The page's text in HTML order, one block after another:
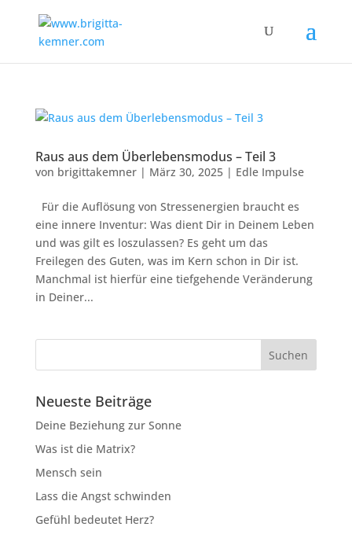
Raus aus dem Überlebensmodus – Teil 3
von brigittakemner| März 30, 2025| Edle Impulse
Für die Auflösung von Stressenergien braucht es
eine innere Inventur: Was dient Dir in Deinem Leben
und was gilt es loszulassen? Es geht um das
Freilegen des Guten, was im Kern schon in Dir ist.
Manchmal ist hierfür eine tiefgehende Veränderung
in Deiner...
Neueste Beiträge
Deine Beziehung zur Sonne
Was ist die Matrix?
Mensch sein
Lass die Angst schwinden
Gefühl bedeutet Herz?